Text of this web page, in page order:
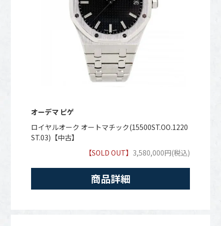
オーデマ ピゲ
ロイヤルオーク オートマチック(15500ST.OO.1220
ST.03)【中古】
【SOLD OUT】 3,580,000円(税込)
商品詳細